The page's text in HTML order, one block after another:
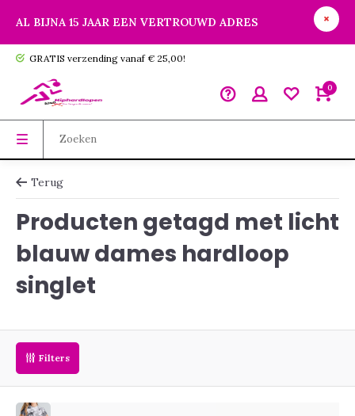
AL BIJNA 15 JAAR EEN VERTROUWD ADRES
GRATIS verzending vanaf € 25,00!
0
Terug
Producten getagd met licht
blauw dames hardloop
singlet
Filters